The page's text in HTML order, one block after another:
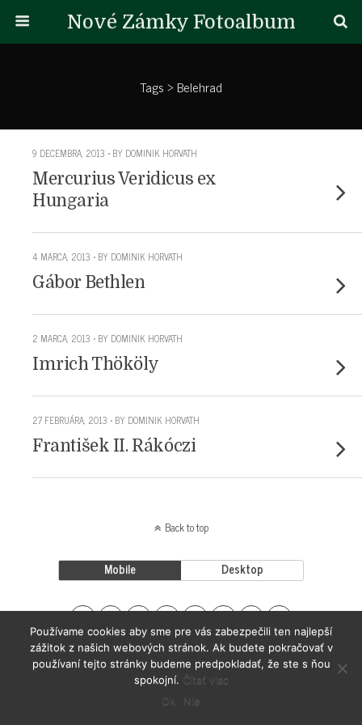
Nové Zámky Fotoalbum
Tags › Belehrad
9 DECEMBRA, 2013 • BY DOMINIK HORVATH
Mercurius Veridicus ex
Hungaria
4 MARCA, 2013 • BY DOMINIK HORVATH
Gábor Bethlen
2 MARCA, 2013 • BY DOMINIK HORVATH
Imrich Thököly
27 FEBRUÁRA, 2013 • BY DOMINIK HORVATH
František II. Rákóczi
Back to top
Mobile Desktop
Používame cookies aby sme pre vás zabezpečili ten najlepší
zážitok z našich webových stránok. Ak budete pokračovať v
používaní tejto stránky budeme predpokladať, že ste s ňou
spokojní. Čítať viac
Ok
Nie